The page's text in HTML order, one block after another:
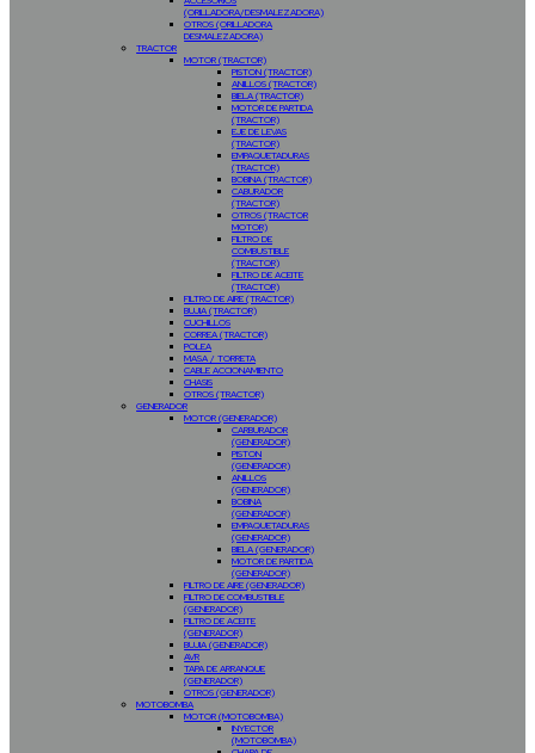
(ORILLADORA/DESMALEZADORA)
OTROS (ORILLADORA
DESMALEZADORA)
TRACTOR
MOTOR (TRACTOR)
PISTON (TRACTOR)
ANILLOS (TRACTOR)
BIELA (TRACTOR)
MOTOR DE PARTIDA
(TRACTOR)
EJE DE LEVAS
(TRACTOR)
EMPAQUETADURAS
(TRACTOR)
BOBINA (TRACTOR)
CABURADOR
(TRACTOR)
OTROS (TRACTOR
MOTOR)
FILTRO DE
COMBUSTIBLE
(TRACTOR)
FILTRO DE ACEITE
(TRACTOR)
FILTRO DE AIRE (TRACTOR)
BUJIA (TRACTOR)
CUCHILLOS
CORREA (TRACTOR)
POLEA
MASA / TORRETA
CABLE ACCIONAMIENTO
CHASIS
OTROS (TRACTOR)
GENERADOR
MOTOR (GENERADOR)
CARBURADOR
(GENERADOR)
PISTON
(GENERADOR)
ANILLOS
(GENERADOR)
BOBINA
(GENERADOR)
EMPAQUETADURAS
(GENERADOR)
BIELA (GENERADOR)
MOTOR DE PARTIDA
(GENERADOR)
FILTRO DE AIRE (GENERADOR)
FILTRO DE COMBUSTIBLE
(GENERADOR)
FILTRO DE ACEITE
(GENERADOR)
BUJIA (GENERADOR)
AVR
TAPA DE ARRANQUE
(GENERADOR)
OTROS (GENERADOR)
MOTOBOMBA
MOTOR (MOTOBOMBA)
INYECTOR
(MOTOBOMBA)